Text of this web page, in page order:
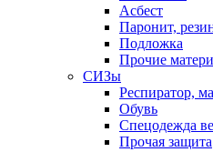
Асбест
Паронит,
Подложка
Прочие
СИЗы
Респиратор,
Обувь
Спецодежда
Прочая защита